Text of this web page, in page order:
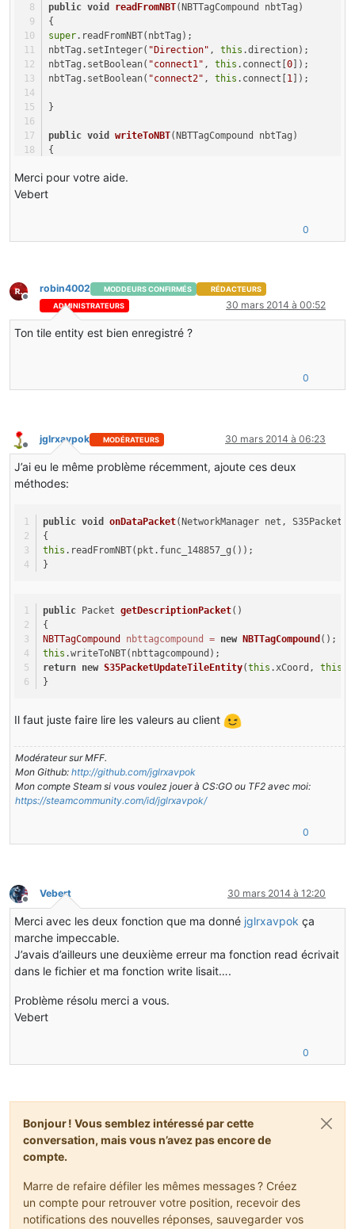
*/
public
{
return ClientProxy.renderInventoryHandEnergieMakerId;
}
public
}
public void readFromNBT(NBTTagCompound nbtTag)
{
super.readFromNBT(nbtTag);
nbtTag.setInteger( "Direction" , this .direction);
nbtTag.setBoolean( "connect1" , this .connect[0]);
nbtTag.setBoolean( "connect2" , this .connect[1 ]);
}
public void writeToNBT(NBTTagCompound nbtTag)
{
connect[0] = nbtTag.getBoolean(
Merci pour votre aide.
Vebert
0
Hors-ligne
robin4002 MODDEURS CONFIRMÉS
RÉDACTEURS
ADMINISTRATEURS
30 mars 2014 à 00:52
Ton tile entity est bien enregistré ?
0
Hors-ligne
jglrxavpok MODÉRATEURS 30 mars 2014 à 06:23
J’ai eu le même problème récemment, ajoute ces deux
méthodes:
public void onDataPacket(NetworkManager net,
{
this .readFromNBT(pkt.func_148857_g());
}
public Packet getDescriptionPacket()
{
NBTTagCompound
nbttagcompound = new NBTTagCompound ();
this .writeToNBT(nbttagcompound);
return new S35PacketUpdateTileEntity(this .xCoord, this
}
Il faut juste faire lire les valeurs au client
Modérateur sur MFF.
Mon Github: http://github.com/jglrxavpok
Mon compte Steam si vous voulez jouer à CS:GO ou TF2 avec moi:
https://steamcommunity.com/id/jglrxavpok/
0
Hors-ligne
Vebert 30 mars 2014 à 12:20
Merci avec les deux fonction que ma donné jglrxavpok ça
marche impeccable.
J’avais d’ailleurs une deuxième erreur ma fonction read écrivait
dans le fichier et ma fonction write lisait….
Problème résolu merci a vous.
Vebert
0
Bonjour ! Vous semblez intéressé par cette
conversation, mais vous n’avez pas encore de
compte.
Marre de refaire défiler les mêmes messages ? Créez
un compte pour retrouver votre position, recevoir des
notifications des nouvelles réponses, sauvegarder vos